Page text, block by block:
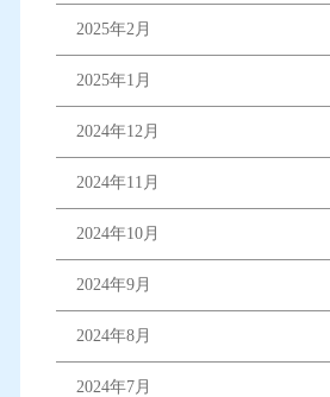
2025年2月
2025年1月
2024年12月
2024年11月
2024年10月
2024年9月
2024年8月
2024年7月